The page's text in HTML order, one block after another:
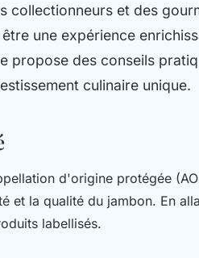
collectionneurs et des
une expérience
propose des conseils
culinaire unique.
d'origine protégée
et la qualité du jambon. En
labellisés.